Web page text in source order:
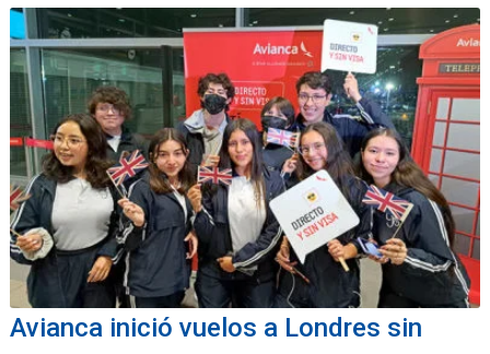
Avianca inició vuelos a Londres sin